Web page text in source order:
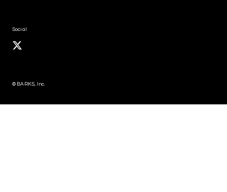
Social
© BARKS, Inc.